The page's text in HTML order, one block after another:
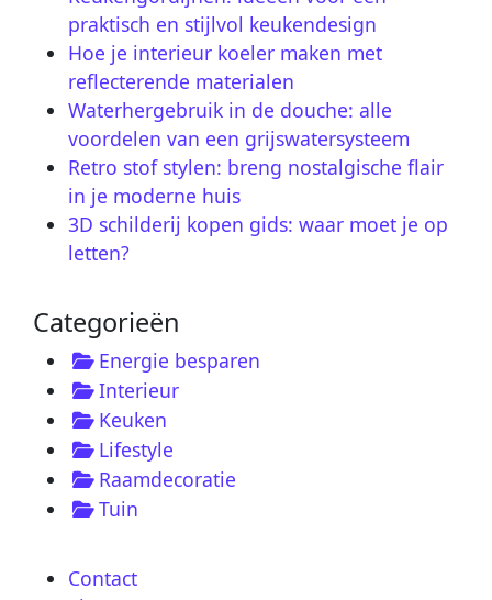
praktisch en stijlvol keukendesign
Hoe je interieur koeler maken met
reflecterende materialen
Waterhergebruik in de douche: alle
voordelen van een grijswatersysteem
Retro stof stylen: breng nostalgische flair
in je moderne huis
3D schilderij kopen gids: waar moet je op
letten?
Categorieën
Energie besparen
Interieur
Keuken
Lifestyle
Raamdecoratie
Tuin
Contact